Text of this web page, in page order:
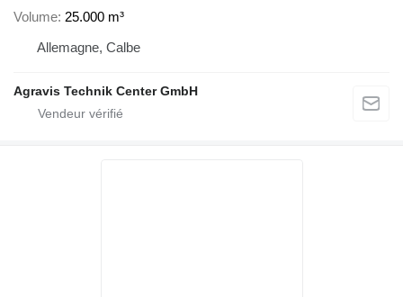
Volume 25.000 m³
Allemagne, Calbe
Agravis Technik Center GmbH